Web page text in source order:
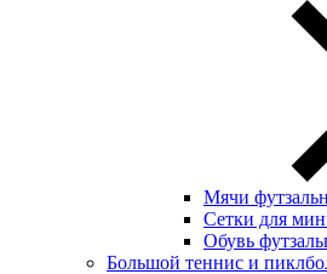
Мячи
Сетки для
Обувь
Большой теннис и